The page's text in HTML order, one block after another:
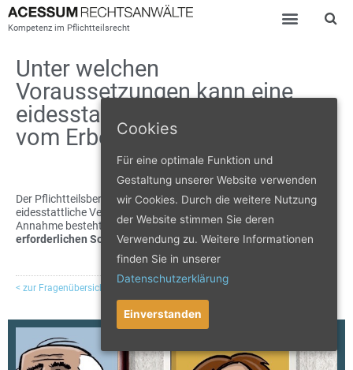
Kompetenz im Pflichtteilsrecht
Unter welchen
Voraussetzungen kann eine
eidesstattliche Versicherung
vom Erben verlangt werden?
Der Pflichtteilsberechtigte kann von dem Erben eine
eidesstattliche Versicherung verlangen, wenn Grund zur
Annahme besteht, dass das Nachlassverzeichnisnicht
erforderlichen Sorgfaltaufgestellt worden ist.
< zur Fragenübersicht
Cookies
Für eine optimale Funktion und
Gestaltung unserer Website verwenden
wir Cookies. Durch die weitere Nutzung
der Website stimmen Sie deren
Verwendung zu. Weitere Informationen
finden Sie in unserer
Datenschutzerklärung
Einverstanden